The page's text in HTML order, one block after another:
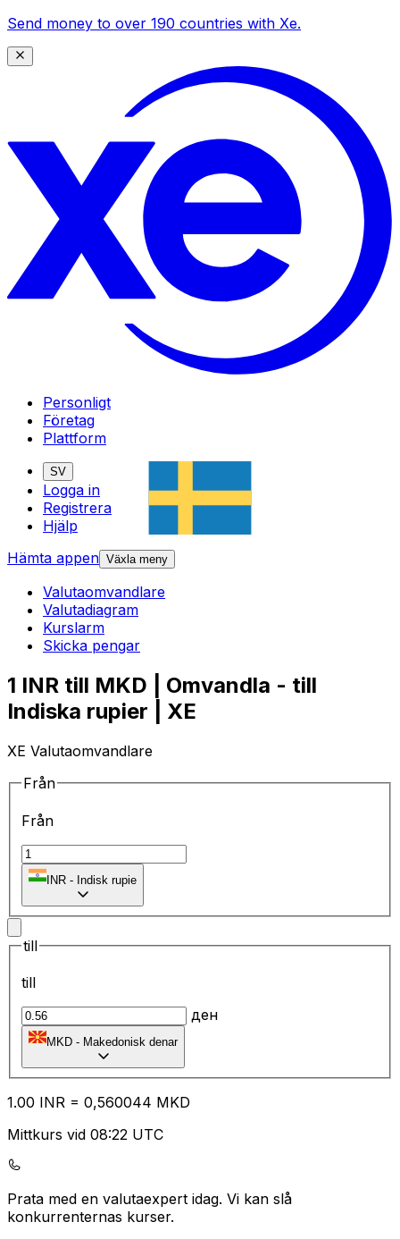
Send money to over 190 countries with Xe.
Personligt
Företag
Plattform
SV
Logga in
Registrera
Hjälp
Hämta appen Växla meny
Valutaomvandlare
Valutadiagram
Kurslarm
Skicka pengar
1 INR till MKD | Omvandla - till
Indiska rupier | XE
XE Valutaomvandlare
Från
Från
INR - Indisk rupie
till
till
ден
MKD - Makedonisk denar
1.00 INR = 0,560044 MKD
Mittkurs vid 08:22 UTC
Prata med en valutaexpert idag. Vi kan slå
konkurrenternas kurser.